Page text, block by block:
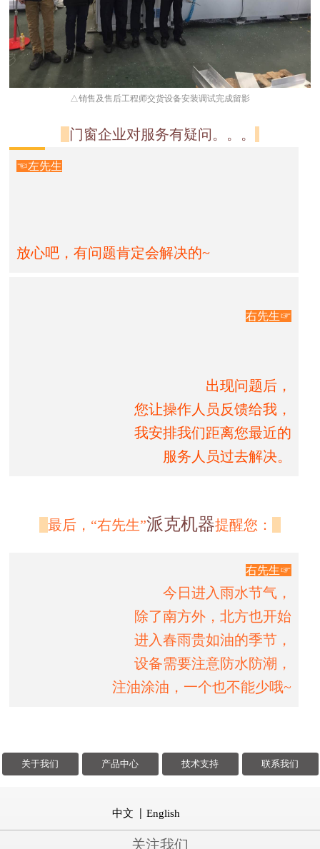
△销售及售后工程师交货设备安装调试完成留影
门窗企业对服务有疑问。。。
☜左先生
放心吧，有问题肯定会解决的~
右先生☞
出现问题后，
您让操作人员反馈给我，
我安排我们距离您最近的
服务人员过去解决。
最后，“右先生”派克机器提醒您：
右先生☞
今日进入雨水节气，
除了南方外，北方也开始
进入春雨贵如油的季节，
设备需要注意防水防潮，
注油涂油，一个也不能少哦~
关于我们 产品中心 技术支持 联系我们
中文 English
关注我们